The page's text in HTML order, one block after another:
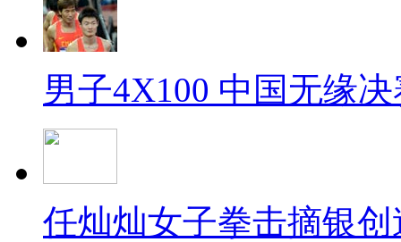
男子4X100 中国无缘
任灿灿女子拳击摘银